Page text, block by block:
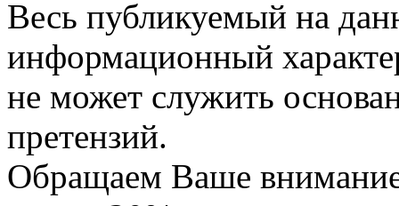
Весь публикуемый на
информационный
не может служить
претензий.
Обращаем Ваше